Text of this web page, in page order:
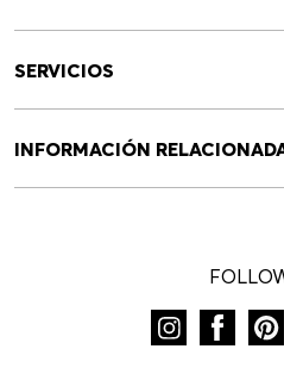
SERVICIOS
INFORMACIÓN